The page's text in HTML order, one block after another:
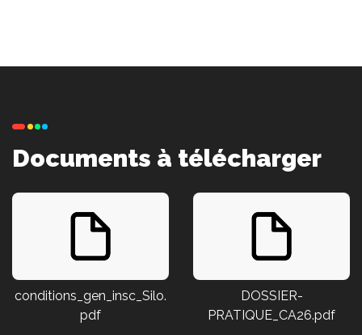
Documents à télécharger
conditions_gen_insc_Silo.
pdf
DOSSIER-
PRATIQUE_CA26.pdf